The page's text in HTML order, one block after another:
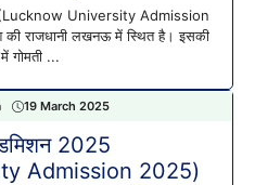
(Lucknow University Admission
की राजधानी लखनऊ में स्थित है। इसकी
गोमती ...
19 March 2025
2025
Admission 2025)